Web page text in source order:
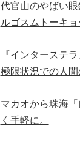
代官山のやばい
ルゴスムトーキョ
『インターステ
極限状況での人
マカオから珠海
く手軽に。